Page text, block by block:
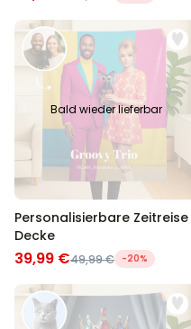
Bald wieder lieferbar
Personalisierbare Zeitreise
Decke
39,99 €49,99 € -20%